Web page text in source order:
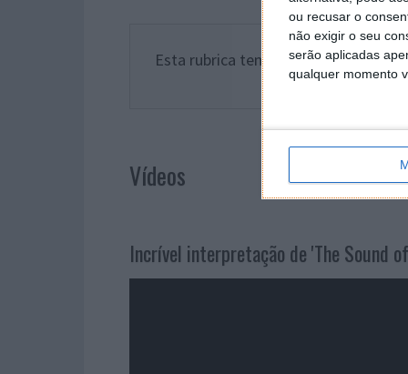
ou recusar o
não exigir o seu
serão aplicadas
qualquer momento
Esta rubrica tem o apoio do nosso
Vídeos
Incrível interpretação de 'The Sound